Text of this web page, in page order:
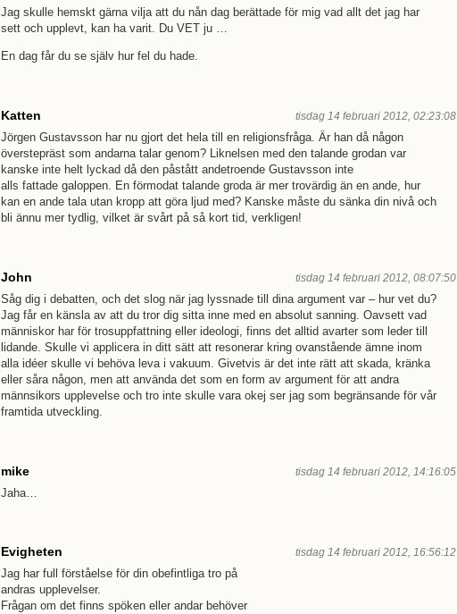
Jag skulle hemskt gärna vilja att du nån dag berättade för mig vad allt det jag har
sett och upplevt, kan ha varit. Du VET ju …
En dag får du se själv hur fel du hade.
Katten tisdag 14 februari 2012, 02:23:08
Jörgen Gustavsson har nu gjort det hela till en religionsfråga. Är han då någon
överstepräst som andarna talar genom? Liknelsen med den talande grodan var
kanske inte helt lyckad då den påstått andetroende Gustavsson inte
alls fattade galoppen. En förmodat talande groda är mer trovärdig än en ande, hur
kan en ande tala utan kropp att göra ljud med? Kanske måste du sänka din nivå och
bli ännu mer tydlig, vilket är svårt på så kort tid, verkligen!
John tisdag 14 februari 2012, 08:07:50
Såg dig i debatten, och det slog när jag lyssnade till dina argument var – hur vet du?
Jag får en känsla av att du tror dig sitta inne med en absolut sanning. Oavsett vad
människor har för trosuppfattning eller ideologi, finns det alltid avarter som leder till
lidande. Skulle vi applicera in ditt sätt att resonerar kring ovanstående ämne inom
alla idéer skulle vi behöva leva i vakuum. Givetvis är det inte rätt att skada, kränka
eller såra någon, men att använda det som en form av argument för att andra
männsikors upplevelse och tro inte skulle vara okej ser jag som begränsande för vår
framtida utveckling.
mike tisdag 14 februari 2012, 14:16:05
Jaha…
Evigheten tisdag 14 februari 2012, 16:56:12
Jag har full förståelse för din obefintliga tro på
andras upplevelser.
Frågan om det finns spöken eller andar behöver